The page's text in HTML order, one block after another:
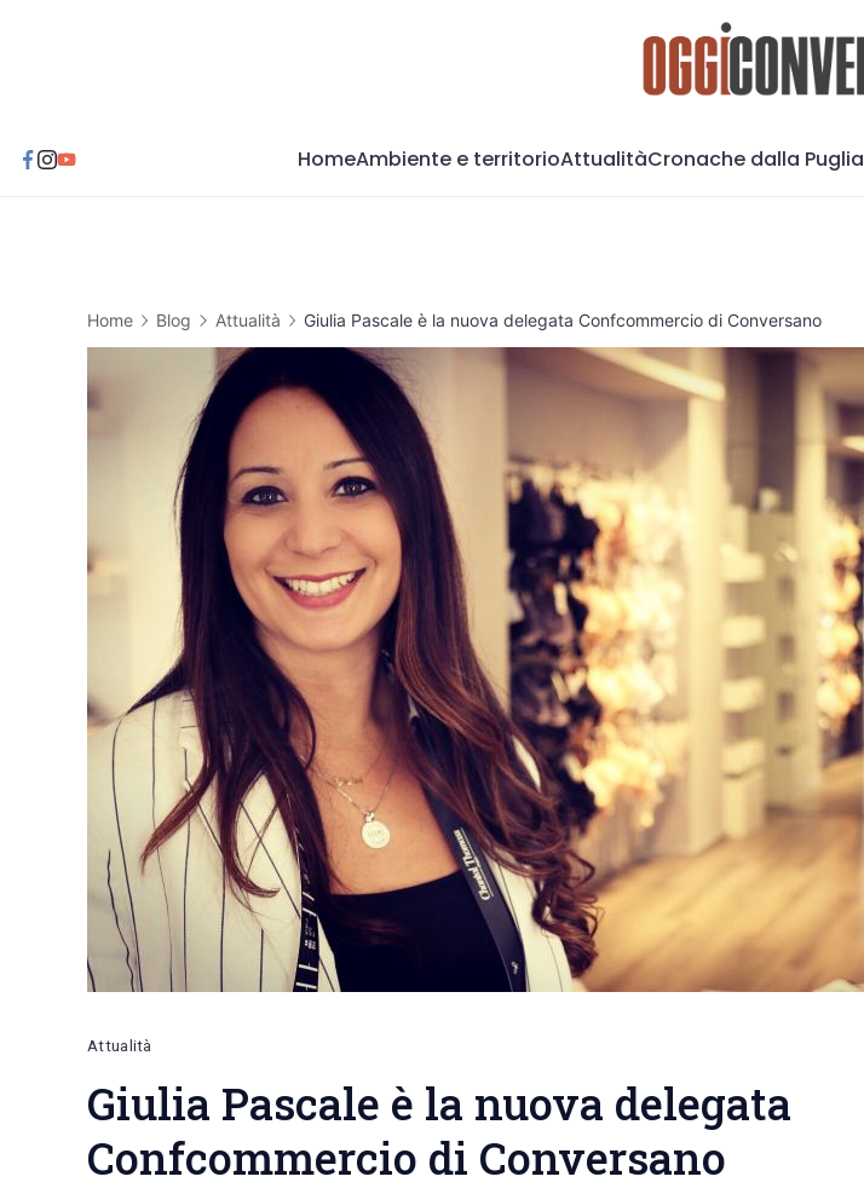
HomeAmbiente e territorioAttualitàCronache dalla Puglia
Home Blog Attualità Giulia Pascale è la nuova delegata Confcommercio di Conversano
Attualità
Giulia Pascale è la nuova delegata
Confcommercio di Conversano